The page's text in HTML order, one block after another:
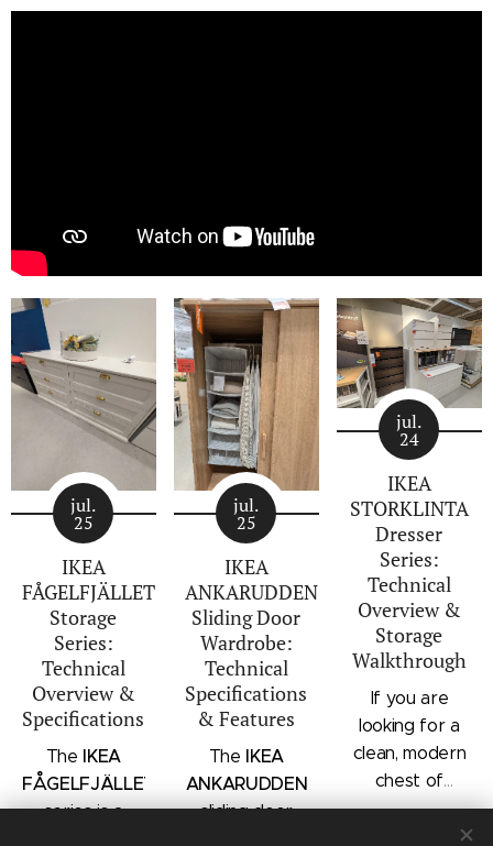
jul.
25
IKEA
FÅGELFJÄLLET
Storage
Series:
Technical
Overview &
Specifications
The IKEA
FÅGELFJÄLLET
series is a
jul.
25
IKEA
ANKARUDDEN
Sliding Door
Wardrobe:
Technical
Specifications
& Features
The IKEA
ANKARUDDEN
sliding door
jul.
24
IKEA
STORKLINTA
Dresser
Series:
Technical
Overview &
Storage
Walkthrough
If you are
looking for a
clean, modern
chest of
drawers with a